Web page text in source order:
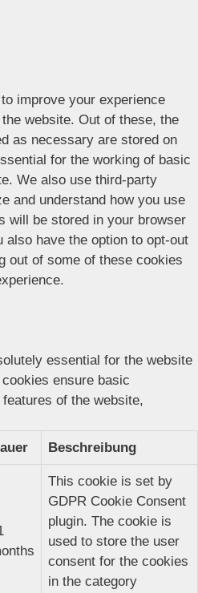
improve your experience
website. Out of these, the
as necessary are stored on
for the working of basic
We also use third-party
and understand how you use
will be stored in your browser
also have the option to opt-out
out of some of these cookies
essential for the website
ensure basic
of the website,
Beschreibung
This cookie is set by
GDPR Cookie Consent
plugin. The cookie is
used to store the user
consent for the cookies
in the category